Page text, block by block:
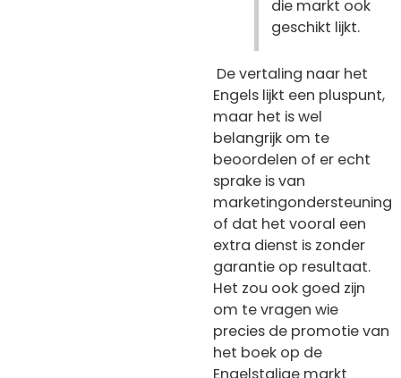
die markt ook
geschikt lijkt.
De vertaling naar het
Engels lijkt een pluspunt,
maar het is wel
belangrijk om te
beoordelen of er echt
sprake is van
marketingondersteuning
of dat het vooral een
extra dienst is zonder
garantie op resultaat.
Het zou ook goed zijn
om te vragen wie
precies de promotie van
het boek op de